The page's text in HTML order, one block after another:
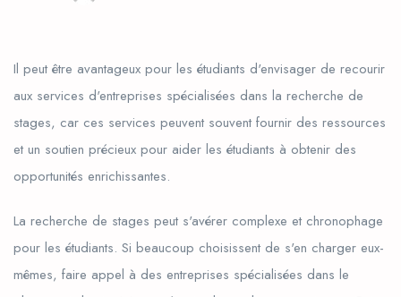
Il peut être avantageux pour les étudiants d'envisager de recourir
aux services d'entreprises spécialisées dans la recherche de
stages, car ces services peuvent souvent fournir des ressources
et un soutien précieux pour aider les étudiants à obtenir des
opportunités enrichissantes.
La recherche de stages peut s'avérer complexe et chronophage
pour les étudiants. Si beaucoup choisissent de s'en charger eux-
mêmes, faire appel à des entreprises spécialisées dans le